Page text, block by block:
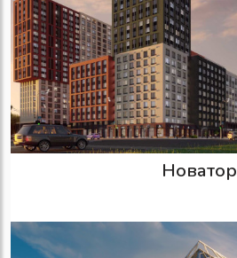
Новатор